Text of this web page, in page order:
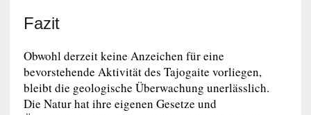
Fazit
Obwohl derzeit keine Anzeichen für eine
bevorstehende Aktivität des Tajogaite vorliegen,
bleibt die geologische Überwachung unerlässlich.
Die Natur hat ihre eigenen Gesetze und